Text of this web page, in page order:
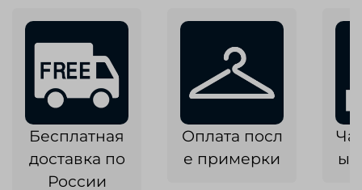
Бесплатная
доставка по
России
Оплата посл
е примерки